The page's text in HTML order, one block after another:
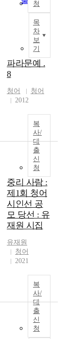
청
목
차
보
기
파라문예 .
8
청어
청어
2012
복
사/
대
출
신
청
중리 사람 :
제1회 청어
시인선 공
모 당선 : 유
재원 시집
유재원
청어
2021
복
사/
대
출
신
청